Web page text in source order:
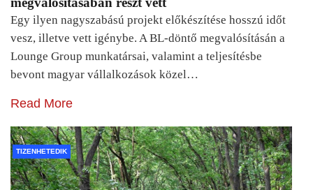
Egy ilyen nagyszabású projekt előkészítése hosszú időt
vesz, illetve vett igénybe. A BL-döntő megvalósításán a
Lounge Group munkatársai, valamint a teljesítésbe
bevont magyar vállalkozások közel…
Read More
TIZENHETEDIK